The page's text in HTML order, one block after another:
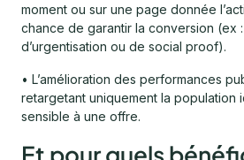
moment ou sur une page donnée
chance de garantir la conversion (ex
d’urgentisation ou de social proof).
• L’amélioration des performances
retargetant uniquement la population
sensible à une offre.
Et pour quels